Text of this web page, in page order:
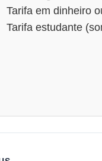
Tarifa em dinheiro
Tarifa estudante